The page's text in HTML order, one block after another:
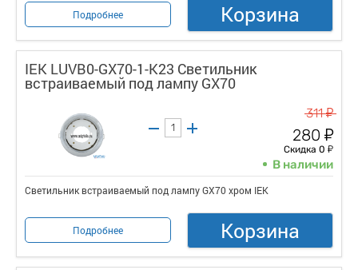
Подробнее Корзина
IEK LUVB0-GX70-1-K23 Светильник
встраиваемый под лампу GX70
311у
280 у
Скидка 0 у
В наличии
Светильник встраиваемый под лампу GX70 хром IEK
Подробнее Корзина